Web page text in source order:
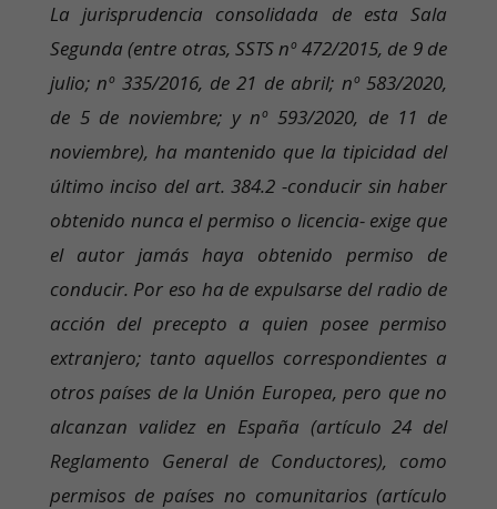
La jurisprudencia consolidada de esta Sala
Segunda (entre otras, SSTS nº 472/2015, de 9 de
julio; nº 335/2016, de 21 de abril; nº 583/2020,
de 5 de noviembre; y nº 593/2020, de 11 de
noviembre), ha mantenido que la tipicidad del
último inciso del art. 384.2 -conducir sin haber
obtenido nunca el permiso o licencia- exige que
el autor jamás haya obtenido permiso de
conducir. Por eso ha de expulsarse del radio de
acción del precepto a quien posee permiso
extranjero; tanto aquellos correspondientes a
otros países de la Unión Europea, pero que no
alcanzan validez en España (artículo 24 del
Reglamento General de Conductores), como
permisos de países no comunitarios (artículo